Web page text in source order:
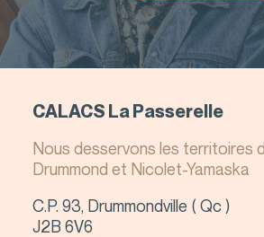
CALACS La Passerelle
Nous desservons les territoires
Drummond et Nicolet-Yamaska
C.P. 93, Drummondville ( Qc )
J2B 6V6